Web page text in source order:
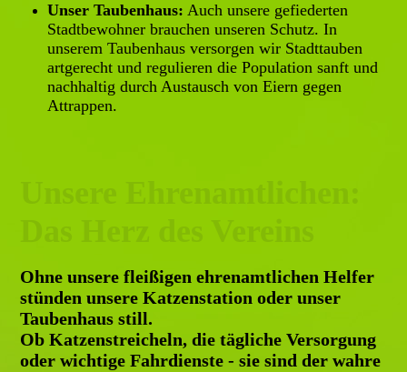
Unser Taubenhaus: Auch unsere gefiederten
Stadtbewohner brauchen unseren Schutz. In
unserem Taubenhaus versorgen wir Stadttauben
artgerecht und regulieren die Population sanft und
nachhaltig durch Austausch von Eiern gegen
Attrappen.
Ohne unsere fleißigen ehrenamtlichen Helfer
stünden unsere Katzenstation oder unser
Taubenhaus still.
Ob Katzenstreicheln, die tägliche Versorgung
oder wichtige Fahrdienste - sie sind der wahre